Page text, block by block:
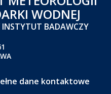
WODNEJ
BADAWCZY
dane kontaktowe